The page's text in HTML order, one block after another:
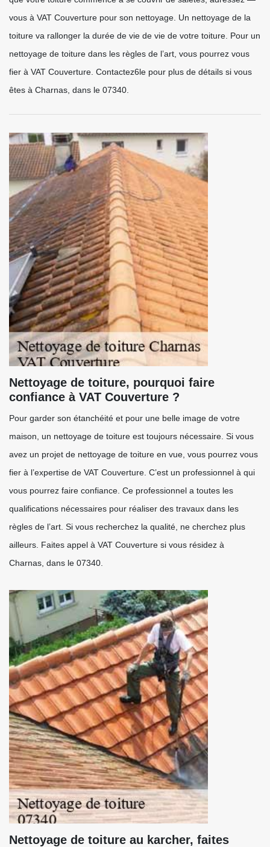
vous à VAT Couverture pour son nettoyage. Un nettoyage de la
toiture va rallonger la durée de vie de vie de votre toiture. Pour un
nettoyage de toiture dans les règles de l’art, vous pourrez vous
fier à VAT Couverture. Contactez6le pour plus de détails si vous
êtes à Charnas, dans le 07340.
Nettoyage de toiture, pourquoi faire
confiance à VAT Couverture ?
Pour garder son étanchéité et pour une belle image de votre
maison, un nettoyage de toiture est toujours nécessaire. Si vous
avez un projet de nettoyage de toiture en vue, vous pourrez vous
fier à l’expertise de VAT Couverture. C’est un professionnel à qui
vous pourrez faire confiance. Ce professionnel a toutes les
qualifications nécessaires pour réaliser des travaux dans les
règles de l’art. Si vous recherchez la qualité, ne cherchez plus
ailleurs. Faites appel à VAT Couverture si vous résidez à
Charnas, dans le 07340.
Nettoyage de toiture au karcher, faites